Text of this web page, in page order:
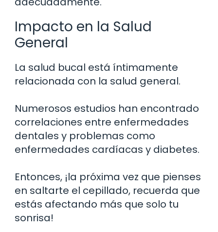
Impacto en la Salud
General
La salud bucal está íntimamente
relacionada con la salud general.
Numerosos estudios han encontrado
correlaciones entre enfermedades
dentales y problemas como
enfermedades cardíacas y diabetes.
Entonces, ¡la próxima vez que pienses
en saltarte el cepillado, recuerda que
estás afectando más que solo tu
sonrisa!